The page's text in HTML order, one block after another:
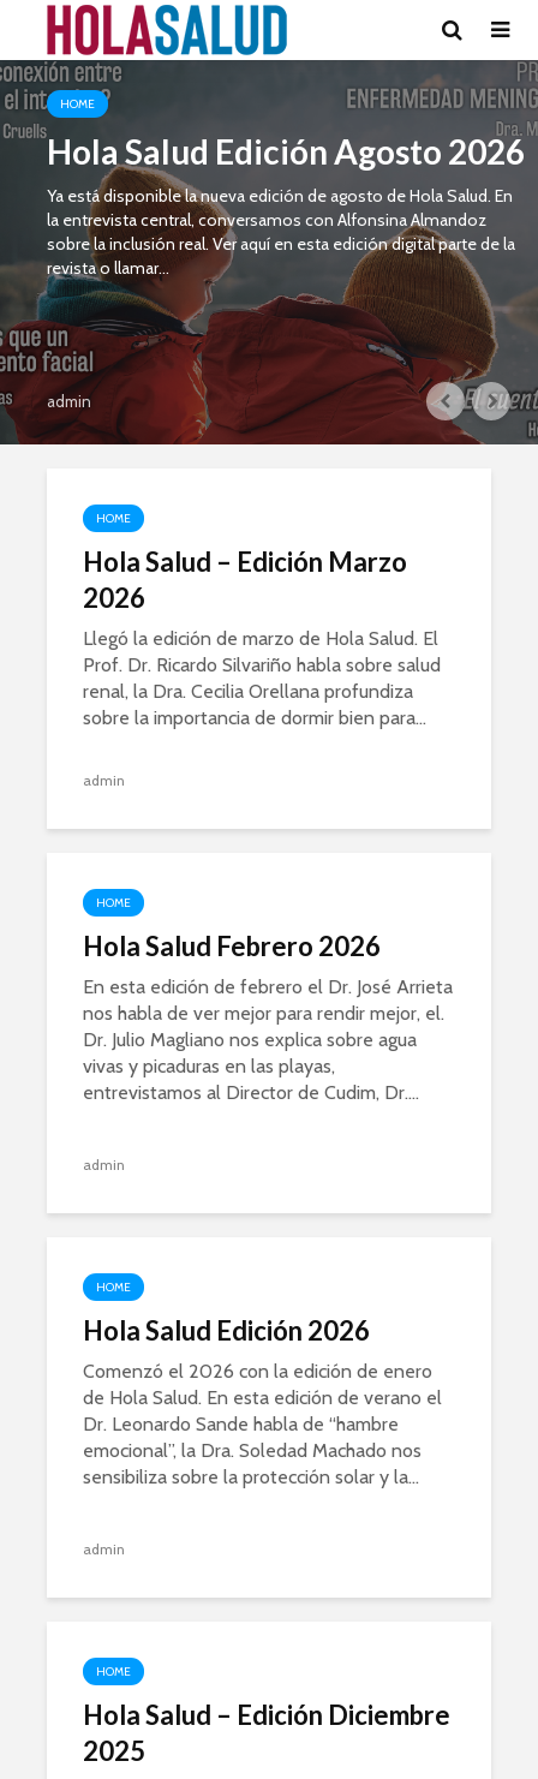
HOME
Hola Salud Edición Agosto 2026
Ya está disponible la nueva edición de agosto de Hola Salud. En
la entrevista central, conversamos con Alfonsina Almandoz
sobre la inclusión real. Ver aquí en esta edición digital parte de la
revista o llamar...
admin
HOME
Hola Salud – Edición Marzo
2026
Llegó la edición de marzo de Hola Salud. El
Prof. Dr. Ricardo Silvariño habla sobre salud
renal, la Dra. Cecilia Orellana profundiza
sobre la importancia de dormir bien para...
admin
HOME
Hola Salud Febrero 2026
En esta edición de febrero el Dr. José Arrieta
nos habla de ver mejor para rendir mejor, el.
Dr. Julio Magliano nos explica sobre agua
vivas y picaduras en las playas,
entrevistamos al Director de Cudim, Dr....
admin
HOME
Hola Salud Edición 2026
Comenzó el 2026 con la edición de enero
de Hola Salud. En esta edición de verano el
Dr. Leonardo Sande habla de “hambre
emocional”, la Dra. Soledad Machado nos
sensibiliza sobre la protección solar y la...
admin
HOME
Hola Salud – Edición Diciembre
2025